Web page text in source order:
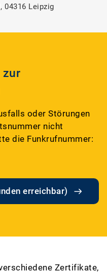
04316 Leipzig
zur
oder Störungen
nicht
die Funkrufnummer:
erreichbar)
Zertifikate,